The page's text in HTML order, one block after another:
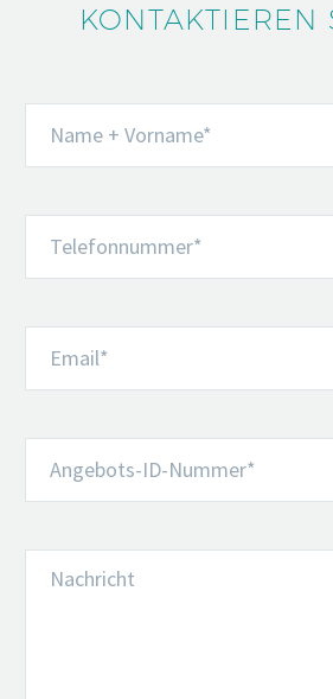
KONTAKTIEREN